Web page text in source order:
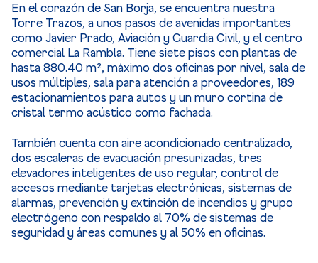
En el corazón de San Borja, se encuentra nuestra
Torre Trazos, a unos pasos de avenidas importantes
como Javier Prado, Aviación y Guardia Civil, y el centro
comercial La Rambla. Tiene siete pisos con plantas de
hasta 880.40 m², máximo dos oficinas por nivel, sala de
usos múltiples, sala para atención a proveedores, 189
estacionamientos para autos y un muro cortina de
cristal termo acústico como fachada.
También cuenta con aire acondicionado centralizado,
dos escaleras de evacuación presurizadas, tres
elevadores inteligentes de uso regular, control de
accesos mediante tarjetas electrónicas, sistemas de
alarmas, prevención y extinción de incendios y grupo
electrógeno con respaldo al 70% de sistemas de
seguridad y áreas comunes y al 50% en oficinas.